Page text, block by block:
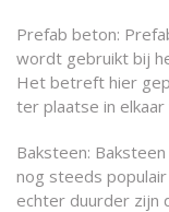
Prefab beton:
wordt gebruikt bij
Het betreft hier
ter plaatse in
Baksteen:
nog steeds
echter duurder zijn